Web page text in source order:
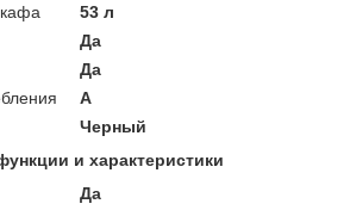
53 л
Да
Да
A
Черный
и характеристики
Да